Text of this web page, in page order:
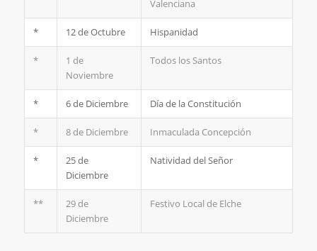
Valenciana
* 12 de Octubre Hispanidad
*
1 de
Noviembre
Todos los Santos
* 6 de Diciembre Día de la Constitución
* 8 de Diciembre Inmaculada Concepción
*
25 de
Diciembre
Natividad del Señor
**
29 de
Diciembre
Festivo Local de Elche